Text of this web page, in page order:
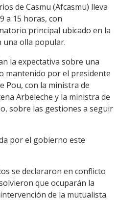
Link
de Casmu (Afcasmu) lleva
a 15 horas, con
principal ubicado en la
una olla popular.
la expectativa sobre una
mantenido por el presidente
Pou, con la ministra de
Arbeleche y la ministra de
sobre las gestiones a seguir
por el gobierno este
se declararon en conflicto
que ocuparán la
de la mutualista.